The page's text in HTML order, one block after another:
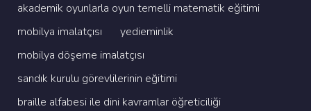
akademi̇k oyunlarla oyun temelli̇ matemati̇k eği̇ti̇mi̇
mobi̇lya i̇malatçisi
yedi̇emi̇nli̇k
mobi̇lya döşeme i̇malatçisi
sandik kurulu görevli̇leri̇ni̇n eği̇ti̇mi̇
brai̇lle alfabesi̇ i̇le di̇ni̇ kavramlar öğreti̇ci̇li̇ği̇